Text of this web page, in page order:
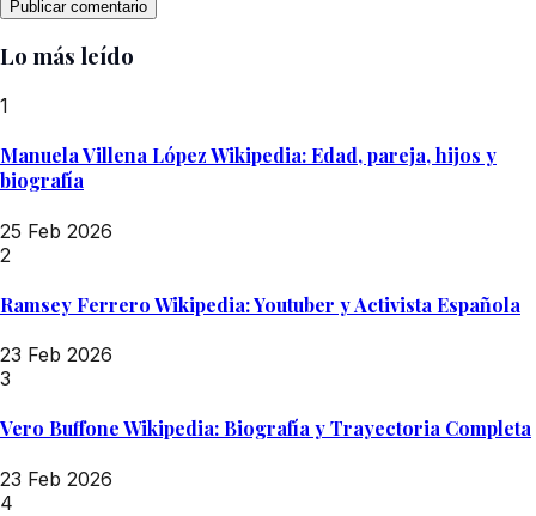
Lo más leído
1
Manuela Villena López Wikipedia: Edad, pareja, hijos y
biografía
25 Feb 2026
2
Ramsey Ferrero Wikipedia: Youtuber y Activista Española
23 Feb 2026
3
Vero Buffone Wikipedia: Biografía y Trayectoria Completa
23 Feb 2026
4